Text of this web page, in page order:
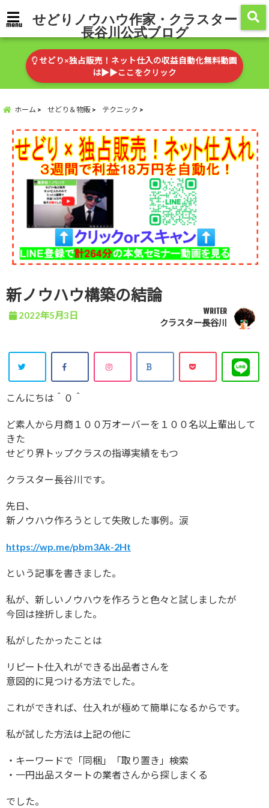
menu せどりノウハウ作家・クラスター
長谷川公式ブログ
せどり×独占販売！ネット仕入の収益自動化無料動画
は▶︎▶︎ここをクリック
ホーム せどり＆物販 テクニック
新ノウハウ構築の結論
2022年5月3日 WRITER
クラスター長谷川
こんにちは＾０＾
ど素人から月商１００万オーバーを１００名以上輩出して
きた
せどり界トップクラスの指導実績をもつ
クラスター長谷川です。
先日、
新ノウハウ作ろうとして失敗した事例。涙
https://wp.me/pbm3Ak-2Ht
という記事を書きました。
私が、新しいノウハウを作ろうと色々と試しましたが
今回は挫折しました。
私がしたかったことは
リピート仕入れができる出品者さんを
意図的に見つける方法でした。
これができれば、仕入れが極めて簡単になるからです。
私が試した方法は上記の他に
・キーワードで「同梱」「取り置き」検索
・一円出品スタートの業者さんから探しまくる
でした。